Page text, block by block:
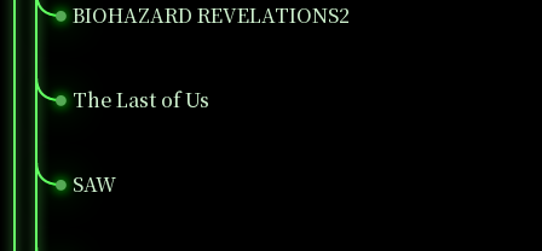
BIOHAZARD REVELATIONS2
●
The Last of Us
●
SAW
●